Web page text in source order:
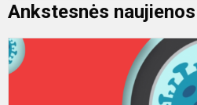
Ankstesnės naujienos